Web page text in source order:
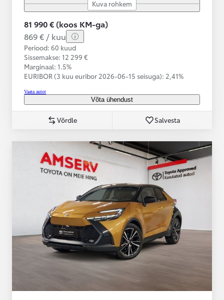
Kuva rohkem
81 990 € (koos KM-ga)
869 € / kuu
Periood: 60 kuud
Sissemakse: 12 299 €
Marginaal: 1.5%
EURIBOR (3 kuu euribor 2026-06-15 seisuga): 2,41%
Vaata autot
Võta ühendust
Võrdle Salvesta